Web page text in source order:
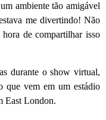
ambiente tão amigável
me divertindo! Não
de compartilhar isso
durante o show virtual,
que vem em um estádio
East London.